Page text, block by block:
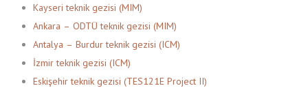
Kayseri teknik gezisi (MIM)
Ankara – ODTÜ teknik gezisi (MIM)
Antalya – Burdur teknik gezisi (ICM)
İzmir teknik gezisi (ICM)
Eskişehir teknik gezisi (TES121E Project II)